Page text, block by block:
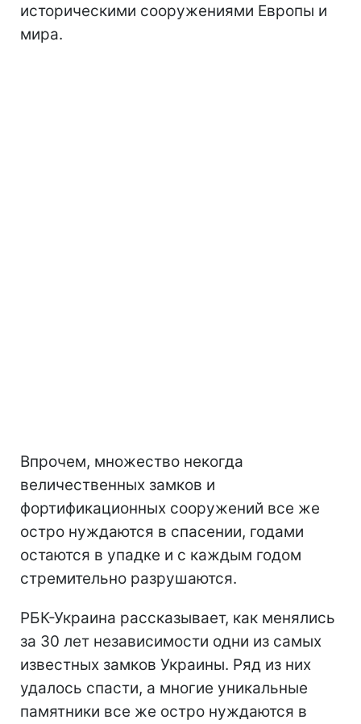
историческими сооружениями Европы и
мира.
Впрочем, множество некогда
величественных замков и
фортификационных сооружений все же
остро нуждаются в спасении, годами
остаются в упадке и с каждым годом
стремительно разрушаются.
РБК-Украина рассказывает, как менялись
за 30 лет независимости одни из самых
известных замков Украины. Ряд из них
удалось спасти, а многие уникальные
памятники все же остро нуждаются в